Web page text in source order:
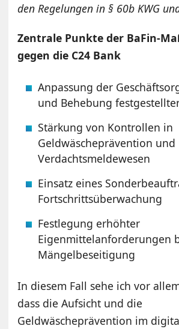
den Regelungen in § 60b KWG
Zentrale Punkte der BaFin-
gegen die C24 Bank
Anpassung der
und Behebung
Stärkung von Kontrollen in
Geldwäscheprävention und
Verdachtsmeldewesen
Einsatz eines
Fortschrittsüberwachung
Festlegung erhöhter
Eigenmittelanforderungen
Mängelbeseitigung
In diesem Fall sehe ich vor
dass die Aufsicht und die
Geldwäscheprävention im